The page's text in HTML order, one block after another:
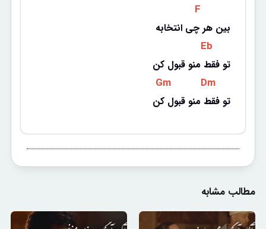
F
بین هر چی انتخابه
Eb
تو فقط منو قبول کن
Gm Dm
تو فقط منو قبول کن
مطالب مشابه